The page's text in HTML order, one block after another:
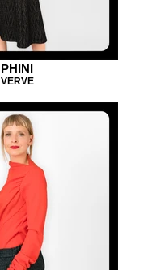
PHINI
VERVE